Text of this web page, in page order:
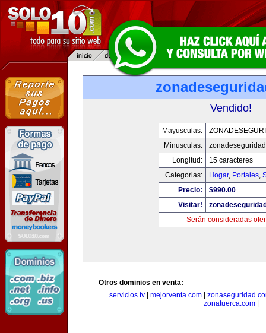
Vendido!
Mayusculas:
Minusculas:
Longitud:
15 caracteres
Categorias:
Hogar, Portales,
Precio:
$990.00
Visitar!
Serán consideradas
Otros dominios en venta:
servicios.tv| mejorventa.com|
zonatuerca.com|